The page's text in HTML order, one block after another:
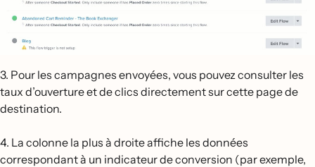
3. Pour les campagnes envoyées, vous pouvez consulter les
taux d’ouverture et de clics directement sur cette page de
destination.
4. La colonne la plus à droite affiche les données
correspondant à un indicateur de conversion (par exemple,